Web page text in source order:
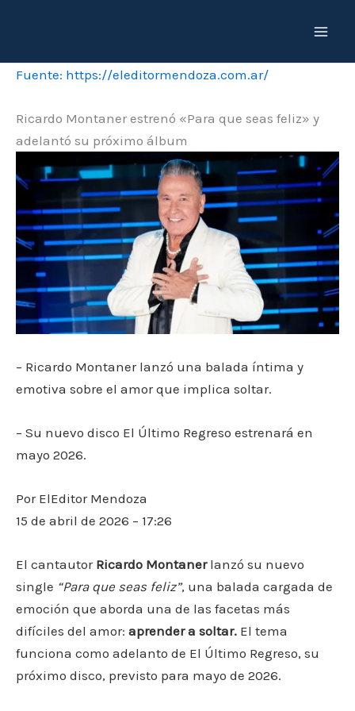
Fuente: https://eleditormendoza.com.ar/
Ricardo Montaner estrenó «Para que seas feliz» y
adelantó su próximo álbum
– Ricardo Montaner lanzó una balada íntima y
emotiva sobre el amor que implica soltar.
– Su nuevo disco El Último Regreso estrenará en
mayo 2026.
Por ElEditor Mendoza
15 de abril de 2026 – 17:26
El cantautor Ricardo Montanerlanzó su nuevo
single “Para que seas feliz”, una balada cargada de
emoción que aborda una de las facetas más
difíciles del amor: aprender a soltar. El tema
funciona como adelanto de El Último Regreso, su
próximo disco, previsto para mayo de 2026.